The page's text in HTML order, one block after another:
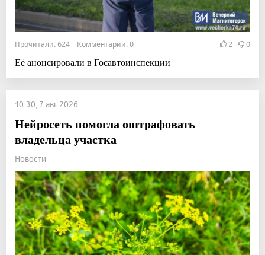
Прочитали: 624 Комментарии: 0 2 0
Её анонсировали в Госавтоинспекции
10:30, 7 авг 2026
Нейросеть помогла оштрафовать
владельца участка
Новости